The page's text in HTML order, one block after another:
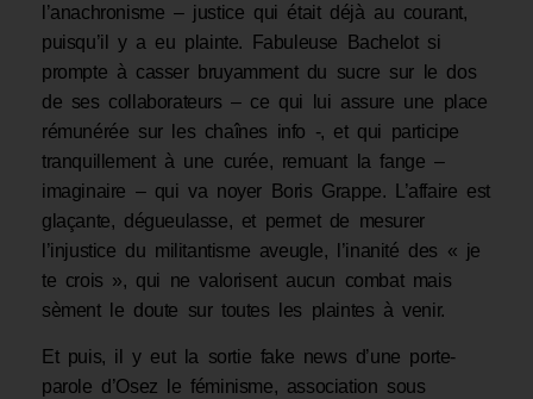
l’anachronisme – justice qui était déjà au courant,
puisqu’il y a eu plainte. Fabuleuse Bachelot si
prompte à casser bruyamment du sucre sur le dos
de ses collaborateurs – ce qui lui assure une place
rémunérée sur les chaînes info -, et qui participe
tranquillement à une curée, remuant la fange –
imaginaire – qui va noyer Boris Grappe. L’affaire est
glaçante, dégueulasse, et permet de mesurer
l’injustice du militantisme aveugle, l’inanité des « je
te crois », qui ne valorisent aucun combat mais
sèment le doute sur toutes les plaintes à venir.
Et puis, il y eut la sortie fake news d’une porte-
parole d’Osez le féminisme, association sous